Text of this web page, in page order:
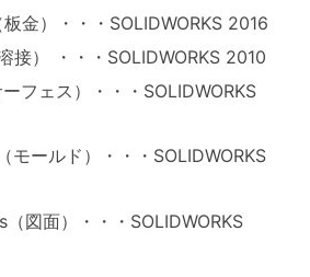
金）・・・SOLIDWORKS 2016
接） ・・・SOLIDWORKS 2010
フェス）・・・SOLIDWORKS
ールド）・・・SOLIDWORKS
図面）・・・SOLIDWORKS